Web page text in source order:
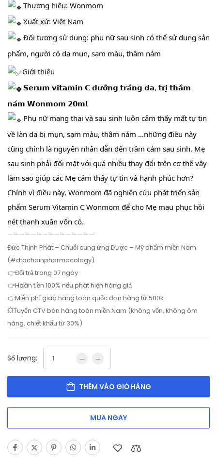
Thương hiệu: Wonmom
Xuất xứ: Việt Nam
Đối tượng sử dụng: phụ nữ sau sinh có thể sử dụng sản
phẩm, người có da mụn, sạm màu, thâm nám
Giới thiệu
𝗦𝗲𝗿𝘂𝗺 𝘃𝗶𝘁𝗮𝗺𝗶𝗻 𝗖 𝗱𝘂̛𝗼̛̃𝗻𝗴 𝘁𝗿𝗮̆́𝗻𝗴 𝗱𝗮, 𝘁𝗿𝗶̣ 𝘁𝗵𝗮̂𝗺
𝗻𝗮́𝗺 𝗪𝗼𝗻𝗺𝗼𝗺 𝟮𝟬𝗺𝗹
Phụ nữ mang thai và sau sinh luôn cảm thấy mất tự tin
về làn da bị mụn, sạm màu, thâm nám …những điều này
cũng chính là nguyên nhân dẫn đến trầm cảm sau sinh. Mẹ
sau sinh phải đối mặt với quá nhiều thay đổi trên cơ thể vậy
làm sao giúp các Mẹ cảm thấy tự tin và hạnh phúc hơn?
Chính vì điều này, Wonmom đã nghiên cứu phát triển sản
phẩm Serum Vitamin C Wonmom để cho Mẹ mau phục hồi
nét thanh xuân vốn có.
———————————————
Đức Thịnh Phát – Chuỗi cung ứng Dược – Mỹ phẩm miền Nam
(#dtpchainpharmacology)
👉Đổi trả trong 07 ngày
👉Hoàn tiền 100% nếu phát hiện hàng giả
👉Miễn phí giao hàng toàn quốc đơn hàng từ 500k
💥Tuyển CTV bán hàng toàn miền Nam (không vốn, không ôm
hàng, chiết khấu từ 30%)
Số lượng:
THÊM VÀO GIỎ HÀNG
MUA NGAY